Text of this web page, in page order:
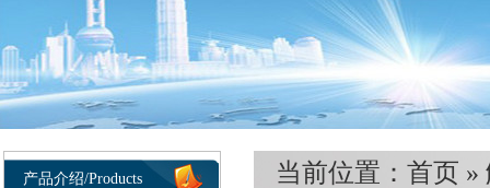
产品介绍/Products 当前位置： 首页 »